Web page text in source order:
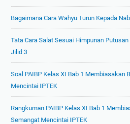
Bagaimana Cara Wahyu Turun Kepada
Tata Cara Salat Sesuai Himpunan
Jilid 3
Soal PAIBP Kelas XI Bab 1 Membiasakan
Mencintai IPTEK
Rangkuman PAIBP Kelas XI Bab 1
Semangat Mencintai IPTEK